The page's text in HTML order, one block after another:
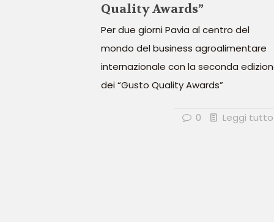
Quality Awards”
Per due giorni Pavia al centro del
mondo del business agroalimentare
internazionale con la seconda
dei “Gusto Quality Awards”
0 Leggi tutto